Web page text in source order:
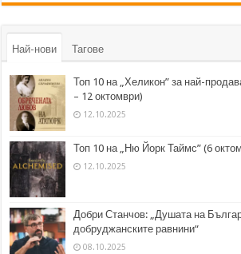
Най-нови Тагове
Топ 10 на „Хеликон” за най-
– 12 октомври)
12.10.2025
Топ 10 на „Ню Йорк Таймс” (6
12.10.2025
Добри Станчов: „Душата на
добруджанските равнини“
08.10.2025